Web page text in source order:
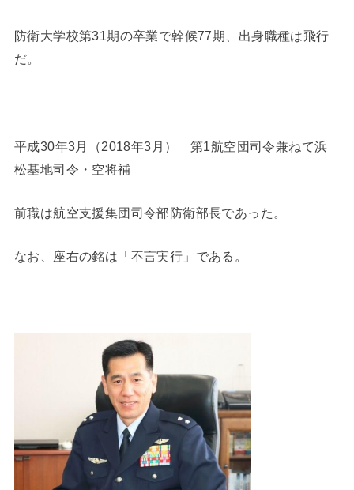
防衛大学校第31期の卒業で幹候77期、出身職種は飛行
だ。
平成30年3月（2018年3月） 第1航空団司令兼ねて浜
松基地司令・空将補
前職は航空支援集団司令部防衛部長であった。
なお、座右の銘は「不言実行」である。